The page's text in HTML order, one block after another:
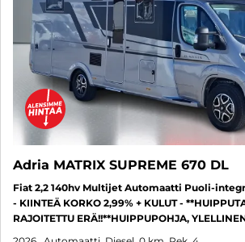
Adria MATRIX SUPREME 670 DL
Fiat 2,2 140hv Multijet Automaatti Puoli-
- KIINTEÄ KORKO 2,99% + KULUT -
RAJOITETTU ERÄ!!**HUIPPUPOHJA,